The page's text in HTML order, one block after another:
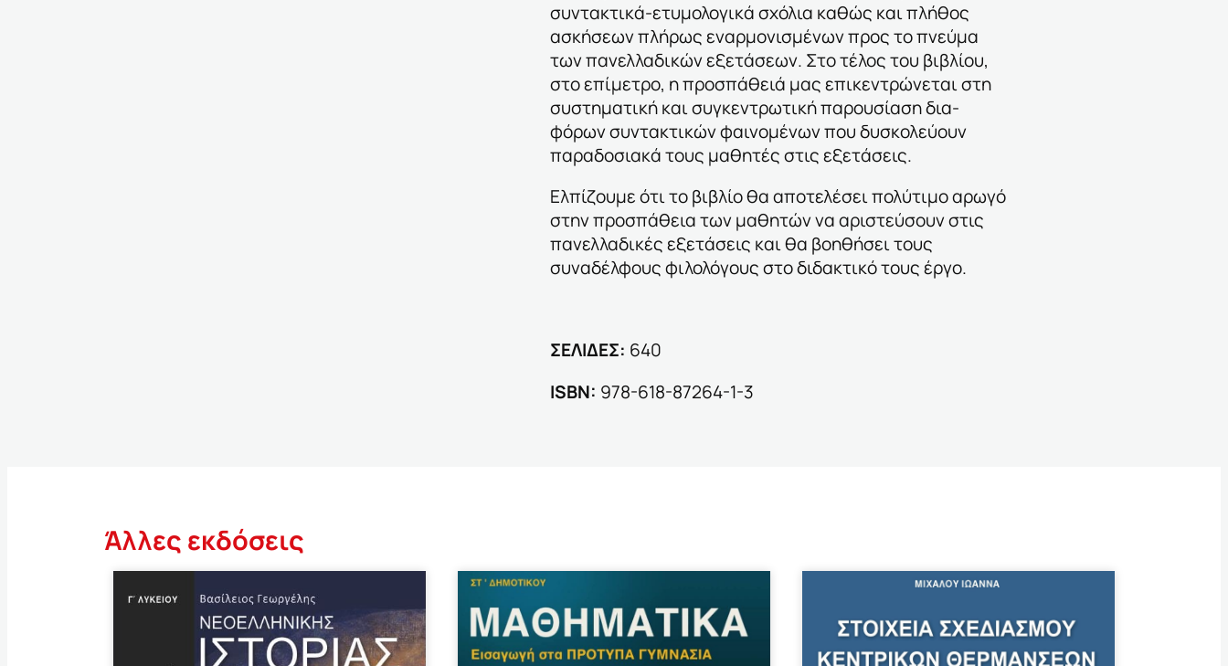
συντακτικά-ετυμολογικά σχόλια καθώς και πλήθος
ασκήσεων πλήρως εναρμονισμένων προς το πνεύμα
των πανελλαδικών εξετάσεων. Στο τέλος του βιβλίου,
στο επίμετρο, η προσπάθειά μας επικεντρώνεται στη
συστηματική και συγκεντρωτική παρουσίαση δια-
φόρων συντακτικών φαινομένων που δυσκολεύουν
παραδοσιακά τους μαθητές στις εξετάσεις.
Ελπίζουμε ότι το βιβλίο θα αποτελέσει πολύτιμο αρωγό
στην προσπάθεια των μαθητών να αριστεύσουν στις
πανελλαδικές εξετάσεις και θα βοηθήσει τους
συναδέλφους φιλολόγους στο διδακτικό τους έργο.
ΣΕΛΙΔΕΣ: 640
ΙSBN: 978-618-87264-1-3
Άλλες εκδόσεις